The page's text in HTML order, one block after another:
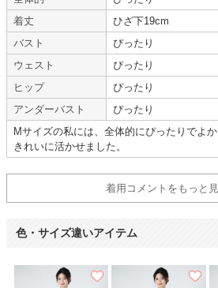
いです。
シックでキレイなドレス
年齢 : 30代前半
身長 :160〜164cm
体重 :50～54kg
サイズ :
丈 : ふく
使用地
シックでとてもキレイなドレスでした。
クリーニングせずに返却出来ることや、カバン
今後も機会があれば利用したいです。
着丈
ひざ下19cm
バスト
ぴったり
ウェスト
ぴったり
ヒップ
ぴったり
アンダーバスト
ぴったり
Mサイズの私には、全体的にぴったりでよ
きれいに活かせました。
着用コメントをもっと
色・サイズ違いアイテム